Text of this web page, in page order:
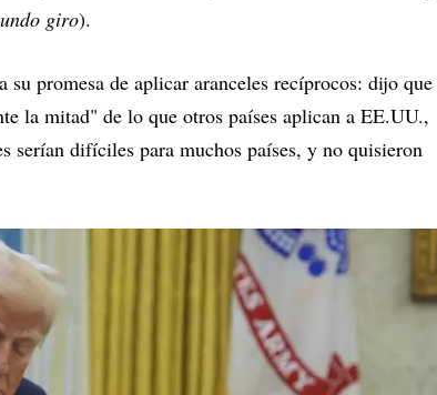
giro).
su promesa de aplicar aranceles recíprocos: dijo que
la mitad" de lo que otros países aplican a EE.UU.,
serían difíciles para muchos países, y no quisieron